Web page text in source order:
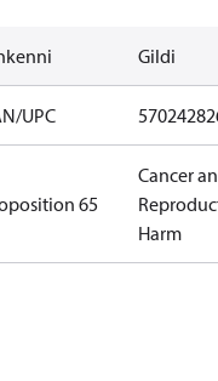
Gildi
UPC
65
Cancer
Harm